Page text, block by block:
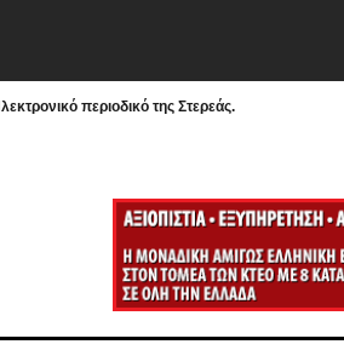
περιοδικό της Στερεάς.